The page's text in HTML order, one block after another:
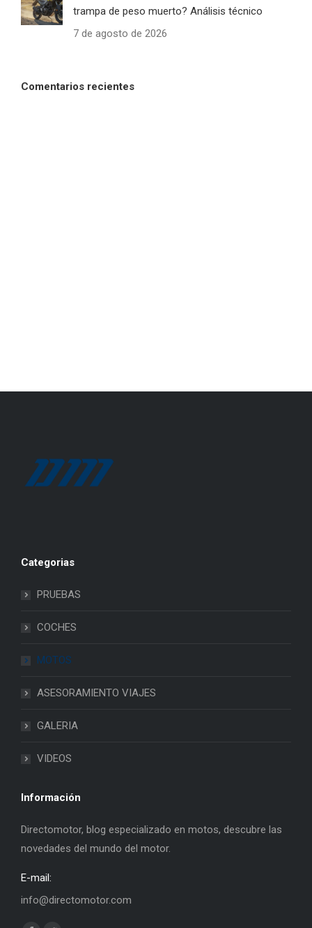
trampa de peso muerto? Análisis técnico
7 de agosto de 2026
Comentarios recientes
Categorias
PRUEBAS
COCHES
MOTOS
ASESORAMIENTO VIAJES
GALERIA
VIDEOS
Información
Directomotor, blog especializado en motos, descubre las
novedades del mundo del motor.
E-mail:
info@directomotor.com